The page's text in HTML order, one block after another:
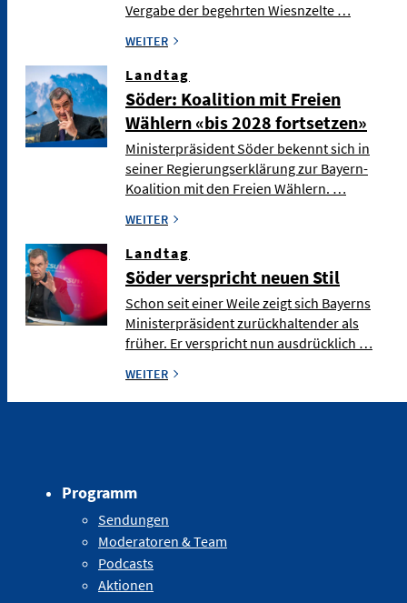
Vergabe der begehrten Wiesnzelte …
WEITER
Landtag
Söder: Koalition mit Freien
Wählern «bis 2028 fortsetzen»
Ministerpräsident Söder bekennt sich in
seiner Regierungserklärung zur Bayern-
Koalition mit den Freien Wählern. …
WEITER
Landtag
Söder verspricht neuen Stil
Schon seit einer Weile zeigt sich Bayerns
Ministerpräsident zurückhaltender als
früher. Er verspricht nun ausdrücklich …
WEITER
Programm
Sendungen
Moderatoren & Team
Podcasts
Aktionen